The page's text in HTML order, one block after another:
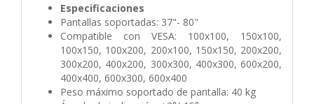
Especificaciones
Pantallas soportadas: 37"- 80"
Compatible con VESA: 100x100, 150x100,
100x150, 100x200, 200x100, 150x150, 200x200,
300x200, 400x200, 300x300, 400x300, 600x200,
400x400, 600x300, 600x400
Peso máximo soportado de pantalla: 40 kg